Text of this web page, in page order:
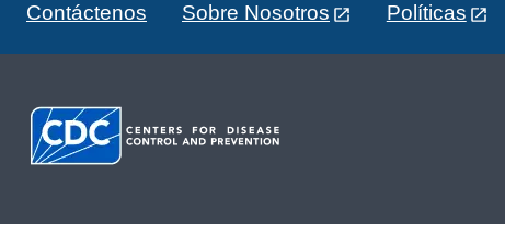
Contáctenos Sobre Nosotros Políticas